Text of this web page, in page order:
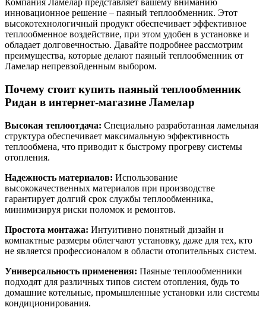
Компания Ламелар представляет вашему вниманию
инновационное решение – паяный теплообменник. Этот
высокотехнологичный продукт обеспечивает эффективное
теплообменное воздействие, при этом удобен в установке и
обладает долговечностью. Давайте подробнее рассмотрим
преимущества, которые делают паяный теплообменник от
Ламелар непревзойденным выбором.
Почему стоит купить паяный теплообменник
Ридан в интернет-магазине Ламелар
Высокая теплоотдача: Специально разработанная ламельная
структура обеспечивает максимальную эффективность
теплообмена, что приводит к быстрому прогреву системы
отопления.
Надежность материалов: Использование
высококачественных материалов при производстве
гарантирует долгий срок службы теплообменника,
минимизируя риски поломок и ремонтов.
Простота монтажа: Интуитивно понятный дизайн и
компактные размеры облегчают установку, даже для тех, кто
не является профессионалом в области отопительных систем.
Универсальность применения: Паяные теплообменники
подходят для различных типов систем отопления, будь то
домашние котельные, промышленные установки или системы
кондиционирования.